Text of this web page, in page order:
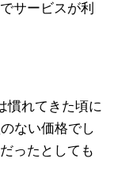
サービスが利
慣れてきた頃に
ない価格でし
ったとしても